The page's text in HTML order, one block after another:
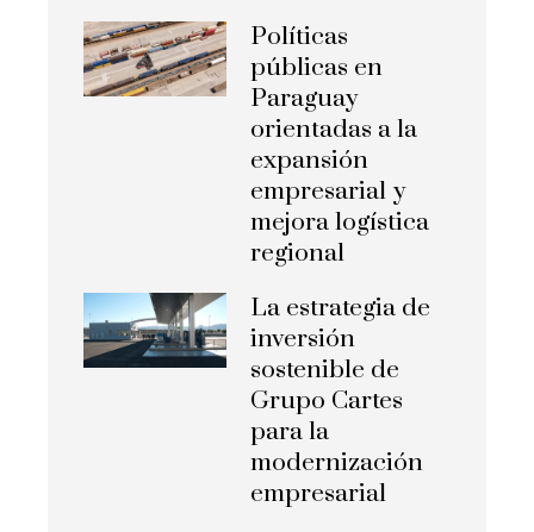
Políticas
públicas en
Paraguay
orientadas a la
expansión
empresarial y
mejora logística
regional
La estrategia de
inversión
sostenible de
Grupo Cartes
para la
modernización
empresarial